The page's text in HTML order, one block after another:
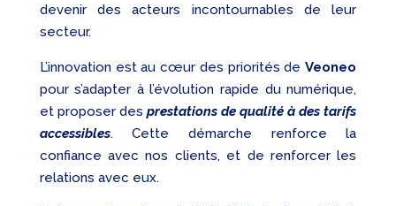
devenir des acteurs incontournables de leur
secteur.
L’innovation est au cœur des priorités deVeoneo
pour s’adapter à l’évolution rapide du numérique,
et proposer des prestations de qualité à des tarifs
accessibles. Cette démarche renforce la
confiance avec nos clients, et de renforcer les
relations avec eux.